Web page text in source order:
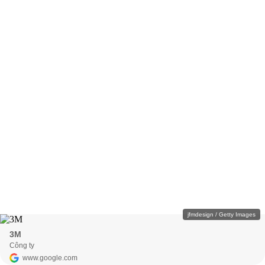
jfmdesign / Getty Images
3M
Công ty
www.google.com